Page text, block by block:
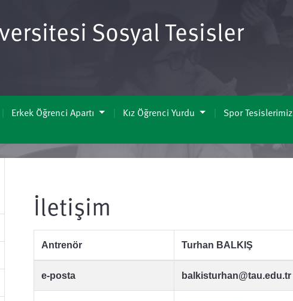
Sosyal Tesisler
Erkek Öğrenci Apartı Kız Öğrenci Yurdu Spor Tesislerimiz
İletişim
Antrenör Turhan BALKIŞ
e-posta balkisturhan@tau.edu.tr